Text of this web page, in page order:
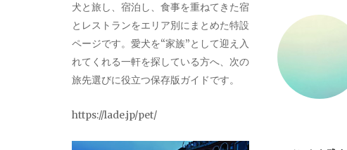
ゲ
ー
シ
犬と旅し、宿泊し、食事を重ねてきた宿
とレストランをエリア別にまとめた特設
ページです。愛犬を“家族”として迎え入
れてくれる一軒を探している方へ、次の
旅先選びに役立つ保存版ガイドです。
https://lade.jp/pet/